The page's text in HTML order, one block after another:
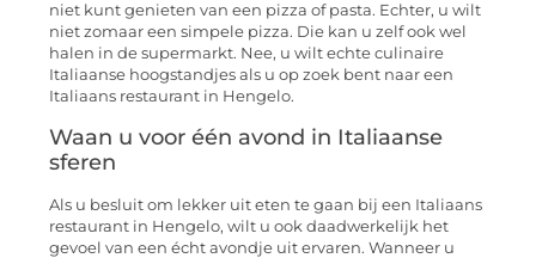
niet kunt genieten van een pizza of pasta. Echter, u wilt
niet zomaar een simpele pizza. Die kan u zelf ook wel
halen in de supermarkt. Nee, u wilt echte culinaire
Italiaanse hoogstandjes als u op zoek bent naar een
Italiaans restaurant in Hengelo.
Waan u voor één avond in Italiaanse
sferen
Als u besluit om lekker uit eten te gaan bij een Italiaans
restaurant in Hengelo, wilt u ook daadwerkelijk het
gevoel van een écht avondje uit ervaren. Wanneer u